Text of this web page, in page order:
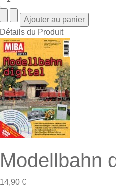
Détails du Produit
Modellbahn
14,90 €